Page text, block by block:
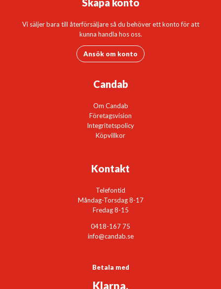
Skapa konto
Vi säljer bara till återförsäljare så du behöver ett konto för att
kunna handla hos oss.
Ansök om konto
Candab
Om Candab
Företagsvision
Integritetspolicy
Köpvillkor
Kontakt
Telefontid
Måndag-Torsdag 8-17
Fredag 8-15
0418-167 75
info@candab.se
Betala med
Klarna.